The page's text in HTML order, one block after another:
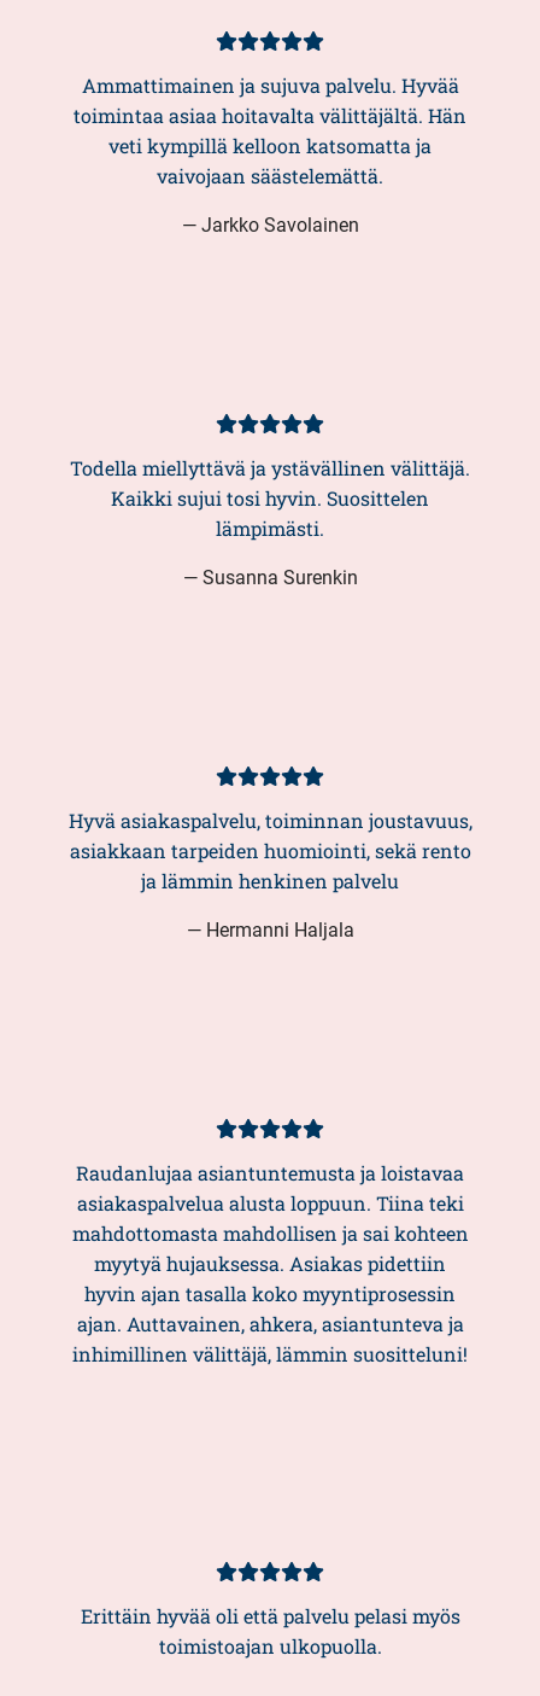
Asiakasarvio
5/5
Ammattimainen ja sujuva palvelu. Hyvää
toimintaa asiaa hoitavalta välittäjältä. Hän
veti kympillä kelloon katsomatta ja
vaivojaan säästelemättä.
— Jarkko Savolainen
Asiakasarvio
5/5
Todella miellyttävä ja ystävällinen välittäjä.
Kaikki sujui tosi hyvin. Suosittelen
lämpimästi.
— Susanna Surenkin
Asiakasarvio
5/5
Hyvä asiakaspalvelu, toiminnan joustavuus,
asiakkaan tarpeiden huomiointi, sekä rento
ja lämmin henkinen palvelu
— Hermanni Haljala
Asiakasarvio
5/5
Raudanlujaa asiantuntemusta ja loistavaa
asiakaspalvelua alusta loppuun. Tiina teki
mahdottomasta mahdollisen ja sai kohteen
myytyä hujauksessa. Asiakas pidettiin
hyvin ajan tasalla koko myyntiprosessin
ajan. Auttavainen, ahkera, asiantunteva ja
inhimillinen välittäjä, lämmin suositteluni!
Asiakasarvio
5/5
Erittäin hyvää oli että palvelu pelasi myös
toimistoajan ulkopuolla.